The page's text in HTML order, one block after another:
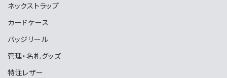
カテゴリー
ネックストラップ
カードケース
バッジリール
管理・名札グッズ
特注レザー